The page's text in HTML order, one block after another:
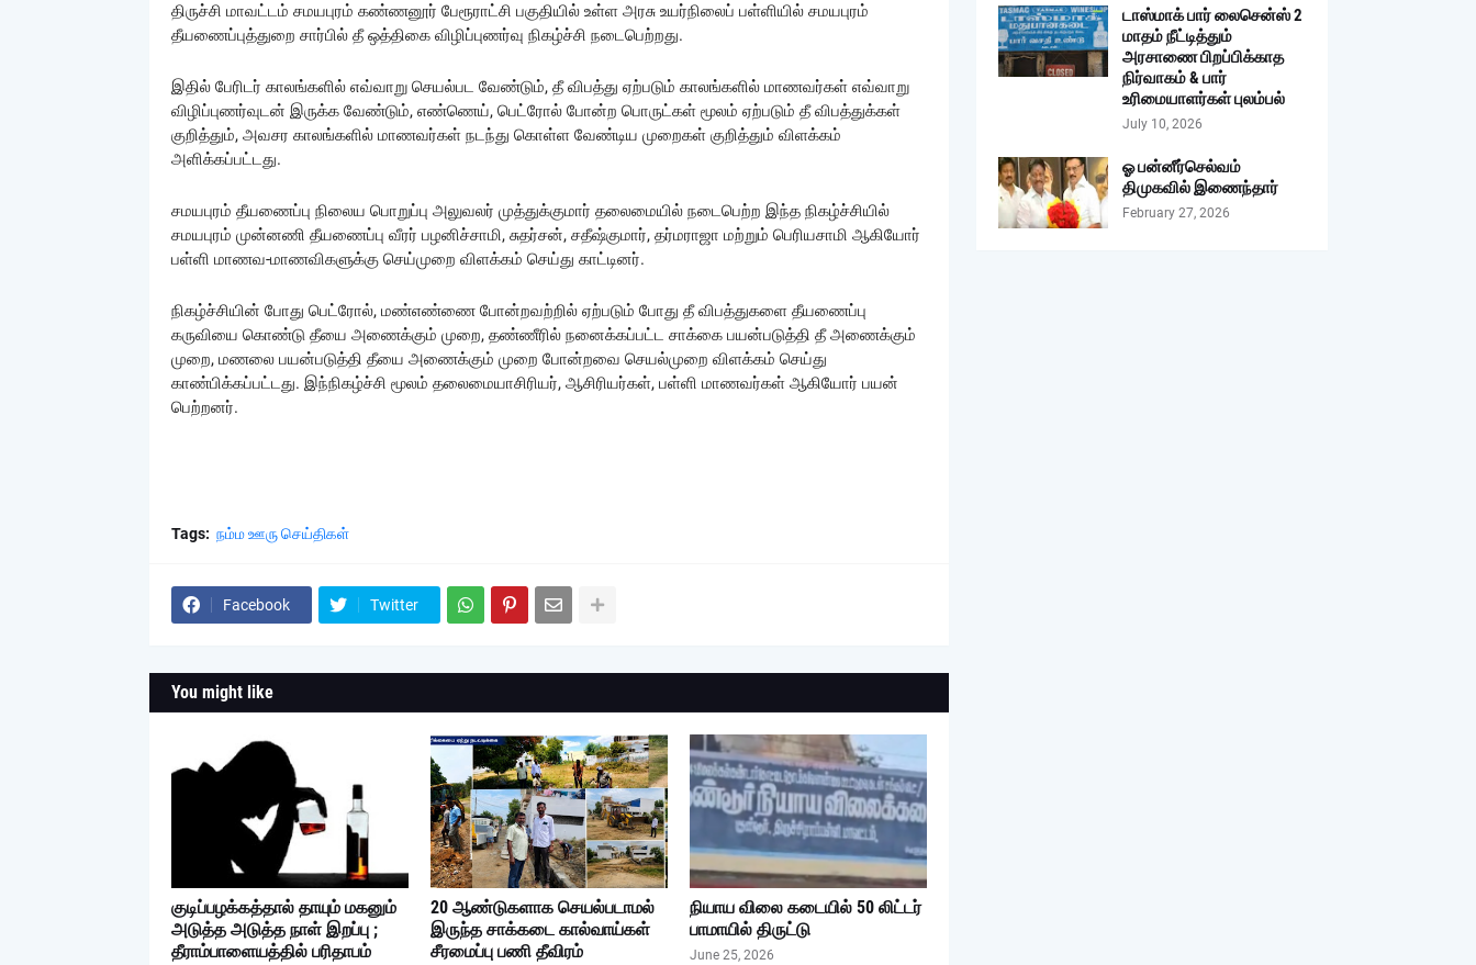
திருச்சி மாவட்டம் சமயபுரம் கண்ணனூர் பேரூராட்சி பகுதியில் உள்ள அரசு உயர்நிலைப் பள்ளியில் சமயபுரம்
தீயணைப்புத்துறை சார்பில் தீ ஒத்திகை விழிப்புணர்வு நிகழ்ச்சி நடைபெற்றது.
இதில் பேரிடர் காலங்களில் எவ்வாறு செயல்பட வேண்டும், தீ விபத்து ஏற்படும் காலங்களில் மாணவர்கள் எவ்வாறு
விழிப்புணர்வுடன் இருக்க வேண்டும், எண்ணெய், பெட்ரோல் போன்ற பொருட்கள் மூலம் ஏற்படும் தீ விபத்துக்கள்
குறித்தும், அவசர காலங்களில் மாணவர்கள் நடந்து கொள்ள வேண்டிய முறைகள் குறித்தும் விளக்கம்
அளிக்கப்பட்டது.
சமயபுரம் தீயணைப்பு நிலைய பொறுப்பு அலுவலர் முத்துக்குமார் தலைமையில் நடைபெற்ற இந்த நிகழ்ச்சியில்
சமயபுரம் முன்னணி தீயணைப்பு வீரர் பழனிச்சாமி, சுதர்சன், சதீஷ்குமார், தர்மராஜா மற்றும் பெரியசாமி ஆகியோர்
பள்ளி மாணவ-மாணவிகளுக்கு செய்முறை விளக்கம் செய்து காட்டினர்.
நிகழ்ச்சியின் போது பெட்ரோல், மண்எண்ணை போன்றவற்றில் ஏற்படும் போது தீ விபத்துகளை தீயணைப்பு
கருவியை கொண்டு தீயை அணைக்கும் முறை, தண்ணீரில் நனைக்கப்பட்ட சாக்கை பயன்படுத்தி தீ அணைக்கும்
முறை, மணலை பயன்படுத்தி தீயை அணைக்கும் முறை போன்றவை செயல்முறை விளக்கம் செய்து
காண்பிக்கப்பட்டது. இந்நிகழ்ச்சி மூலம் தலைமையாசிரியர், ஆசிரியர்கள், பள்ளி மாணவர்கள் ஆகியோர் பயன்
பெற்றனர்.
Tags: நம்ம ஊரு செய்திகள்
Facebook Twitter
You might like
குடிப்பழக்கத்தால் தாயும் மகனும்
அடுத்த அடுத்த நாள் இறப்பு ;
தீராம்பாளையத்தில் பரிதாபம்
20 ஆண்டுகளாக செயல்படாமல்
இருந்த சாக்கடை கால்வாய்கள்
சீரமைப்பு பணி தீவிரம்
நியாய விலை கடையில் 50 லிட்டர்
பாமாயில் திருட்டு
June 25, 2026
டாஸ்மாக் பார் லைசென்ஸ் 2
மாதம் நீட்டித்தும்
அரசாணை பிறப்பிக்காத
நிர்வாகம் & பார்
உரிமையாளர்கள் புலம்பல்
July 10, 2026
ஓ பன்னீர்செல்வம்
திமுகவில் இணைந்தார்
February 27, 2026